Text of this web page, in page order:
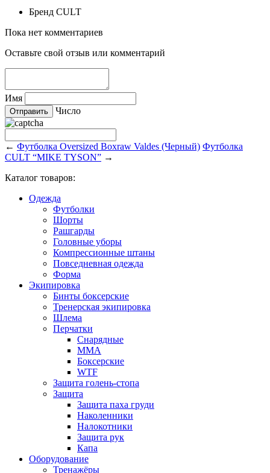
Бренд CULT
Пока нет комментариев
Оставьте свой отзыв или комментарий
Имя
Число
← Футболка Oversized Boxraw Valdes (Черный) Футболка
CULT “MIKE TYSON” →
Каталог товаров:
Одежда
Футболки
Шорты
Рашгарды
Головные уборы
Компрессионные штаны
Повседневная одежда
Форма
Экипировка
Бинты боксерские
Тренерская экипировка
Шлема
Перчатки
Снарядные
ММА
Боксерские
WTF
Защита голень-стопа
Защита
Защита паха груди
Наколенники
Налокотники
Защита рук
Капа
Оборудование
Тренажёры